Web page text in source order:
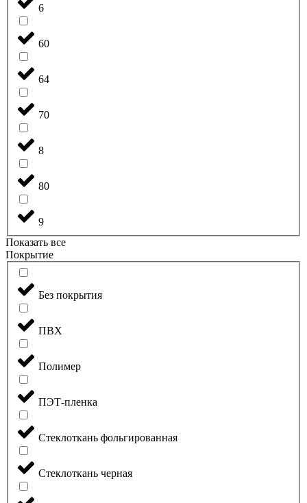
6
60
64
70
8
80
9
Показать все
Покрытие
Без покрытия
ПВХ
Полимер
ПЭТ-пленка
Стеклоткань фольгированная
Стеклоткань черная